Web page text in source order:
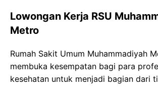
Lowongan Kerja RSU
Metro
Rumah Sakit Umum Muhammadiyah
membuka kesempatan bagi para
kesehatan untuk menjadi bagian dari